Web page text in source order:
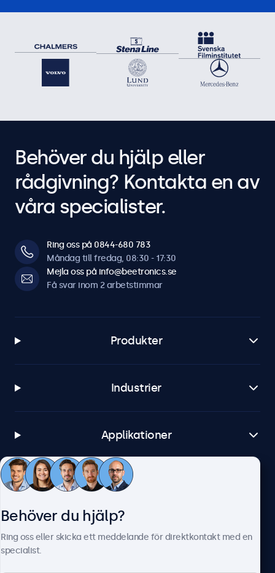
Behöver du hjälp eller
rådgivning? Kontakta en av
våra specialister.
Ring oss på 0844-680 783
Måndag till fredag, 08:30 - 17:30
Mejla oss på info@beetronics.se
Få svar inom 2 arbetstimmar
Produkter
Industrier
Applikationer
Kundtjänst
Behöver du hjälp?
Ring oss eller skicka ett meddelande för direktkontakt med en
specialist.